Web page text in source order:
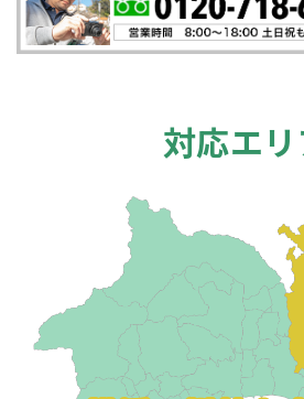
対応エ